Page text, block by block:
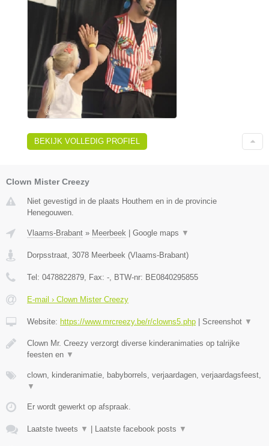
BEKIJK VOLLEDIG PROFIEL
Clown Mister Creezy
Niet gevestigd in de plaats Houthem en in de provincie
Henegouwen.
Vlaams-Brabant » Meerbeek Google maps ▼
Dorpsstraat, 3078 Meerbeek (Vlaams-Brabant)
Tel: 0478822879, Fax: -, BTW-nr: BE0840295855
E-mail › Clown Mister Creezy
Website: https://www.mrcreezy.be/r/clowns5.php Screenshot ▼
Clown Mr. Creezy verzorgt diverse kinderanimaties op talrijke
feesten en ▼
clown, kinderanimatie, babyborrels, verjaardagen, verjaardagsfeest,
▼
Er wordt gewerkt op afspraak.
Laatste tweets ▼ Laatste facebook posts ▼